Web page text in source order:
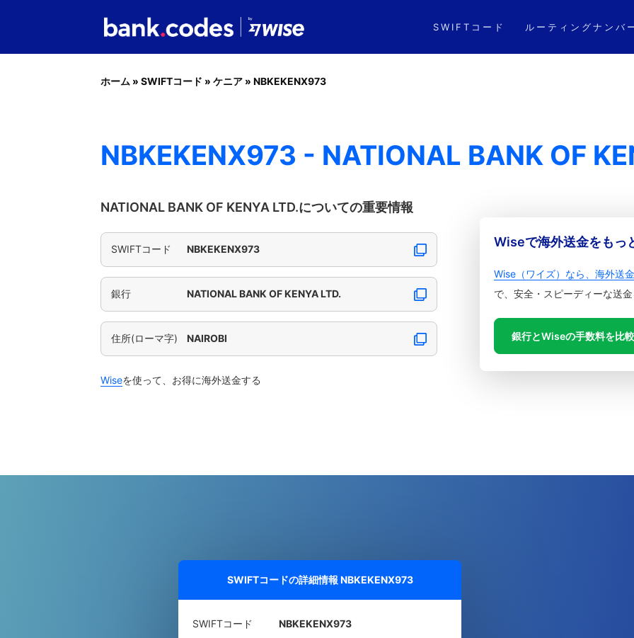
SWIFTコード ルーティングナンバ
ホーム » SWIFTコード » ケニア » NBKEKENX973
NBKEKENX973 - NATIONAL BANK OF
NATIONAL BANK OF KENYA LTD.についての重要情報
SWIFTコード NBKEKENX973
銀行 NATIONAL BANK OF KENYA LTD.
住所(ローマ字) NAIROBI
Wiseを使って、お得に海外送金する
Wiseで海外送金をもっ
Wise（ワイズ）なら、海外送
で、安全・スピーディーな送
銀行とWiseの手数料を比
SWIFTコードの詳細情報 NBKEKENX973
SWIFTコード NBKEKENX973